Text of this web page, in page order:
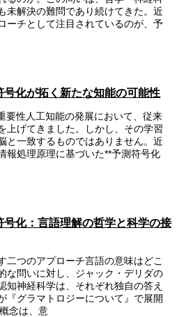
未解決の難問であり続けてきた。近
ーチとして注目されているのが、予
化が拓く新たな知能の可能性
要性人工知能の発展において、従来
上げてきました。しかし、その学習
と一致するものではありません。近
報処理原理に基づいた**予測符号化
化：言語理解の哲学と科学の接
二つのアプローチ言語の意味はどこ
な問いに対し、ジャック・デリダの
知神経科学は、それぞれ独自の答え
『グラマトロジーについて』で展開
念は、意